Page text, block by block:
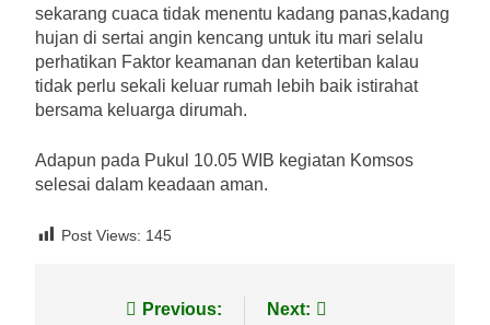
sekarang cuaca tidak menentu kadang panas,kadang
hujan di sertai angin kencang untuk itu mari selalu
perhatikan Faktor keamanan dan ketertiban kalau
tidak perlu sekali keluar rumah lebih baik istirahat
bersama keluarga dirumah.
Adapun pada Pukul 10.05 WIB kegiatan Komsos
selesai dalam keadaan aman.
Post Views: 145
NavigasiPrevious: Next: